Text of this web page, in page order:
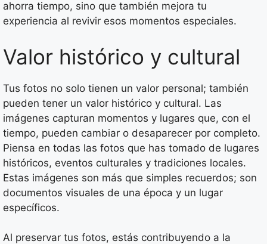
ahorra tiempo, sino que también mejora tu
experiencia al revivir esos momentos especiales.
Valor histórico y cultural
Tus fotos no solo tienen un valor personal; también
pueden tener un valor histórico y cultural. Las
imágenes capturan momentos y lugares que, con el
tiempo, pueden cambiar o desaparecer por completo.
Piensa en todas las fotos que has tomado de lugares
históricos, eventos culturales y tradiciones locales.
Estas imágenes son más que simples recuerdos; son
documentos visuales de una época y un lugar
específicos.
Al preservar tus fotos, estás contribuyendo a la